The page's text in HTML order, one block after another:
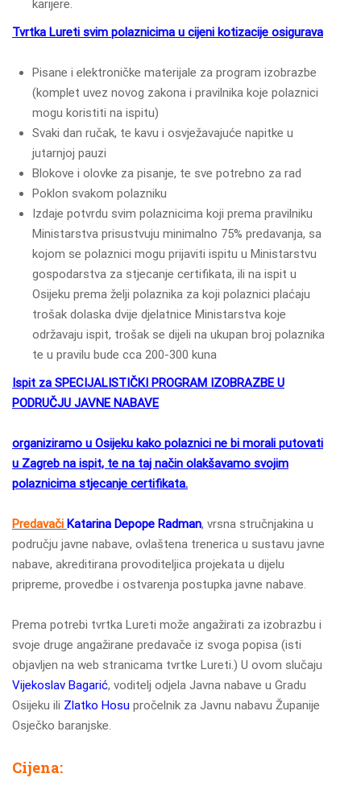
karijere.
Tvrtka Lureti svim polaznicima u cijeni kotizacije osigurava
Pisane i elektroničke materijale za program izobrazbe
(komplet uvez novog zakona i pravilnika koje polaznici
mogu koristiti na ispitu)
Svaki dan ručak, te kavu i osvježavajuće napitke u
jutarnjoj pauzi
Blokove i olovke za pisanje, te sve potrebno za rad
Poklon svakom polazniku
Izdaje potvrdu svim polaznicima koji prema pravilniku
Ministarstva prisustvuju minimalno 75% predavanja, sa
kojom se polaznici mogu prijaviti ispitu u Ministarstvu
gospodarstva za stjecanje certifikata, ili na ispit u
Osijeku prema želji polaznika za koji polaznici plaćaju
trošak dolaska dvije djelatnice Ministarstva koje
održavaju ispit, trošak se dijeli na ukupan broj polaznika
te u pravilu bude cca 200-300 kuna
Ispit za SPECIJALISTIČKI PROGRAM IZOBRAZBE U
PODRUČJU JAVNE NABAVE
organiziramo u Osijeku kako polaznici ne bi morali putovati
u Zagreb na ispit, te na taj način olakšavamo svojim
polaznicima stjecanje certifikata.
Predavači Katarina Depope Radman, vrsna stručnjakina u
području javne nabave, ovlaštena trenerica u sustavu javne
nabave, akreditirana provoditeljica projekata u dijelu
pripreme, provedbe i ostvarenja postupka javne nabave.
Prema potrebi tvrtka Lureti može angažirati za izobrazbu i
svoje druge angažirane predavače iz svoga popisa (isti
objavljen na web stranicama tvrtke Lureti.) U ovom slučaju
Vijekoslav Bagarić, voditelj odjela Javna nabave u Gradu
Osijeku ili Zlatko Hosu pročelnik za Javnu nabavu Županije
Osječko baranjske.
Cijena: